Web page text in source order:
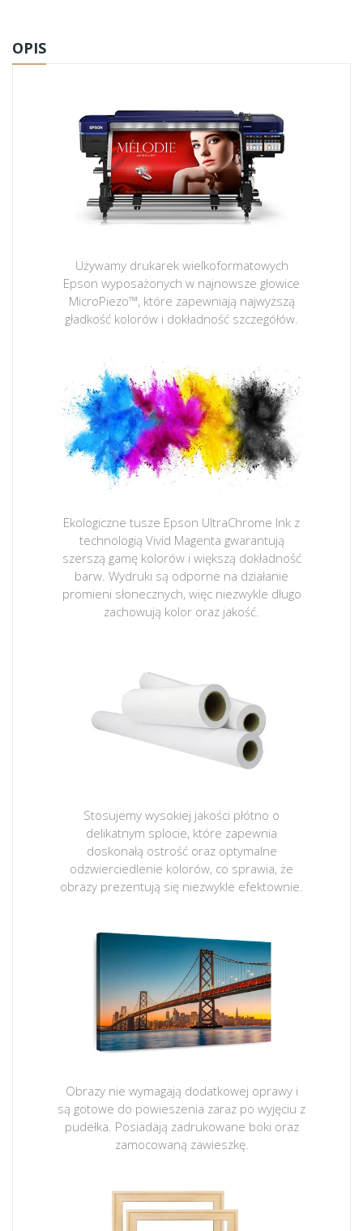
OPIS
Używamy drukarek wielkoformatowych
Epson wyposażonych w najnowsze głowice
MicroPiezo™, które zapewniają najwyższą
gładkość kolorów i dokładność szczegółów.
Ekologiczne tusze Epson UltraChrome Ink z
technologią Vivid Magenta gwarantują
szerszą gamę kolorów i większą dokładność
barw. Wydruki są odporne na działanie
promieni słonecznych, więc niezwykle długo
zachowują kolor oraz jakość.
Stosujemy wysokiej jakości płótno o
delikatnym splocie, które zapewnia
doskonałą ostrość oraz optymalne
odzwierciedlenie kolorów, co sprawia, że
obrazy prezentują się niezwykle efektownie.
Obrazy nie wymagają dodatkowej oprawy i
są gotowe do powieszenia zaraz po wyjęciu z
pudełka. Posiadają zadrukowane boki oraz
zamocowaną zawieszkę.